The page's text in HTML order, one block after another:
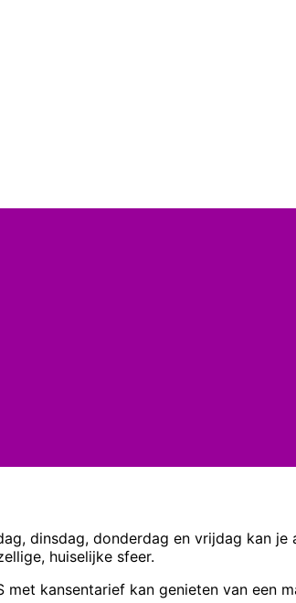
dinsdag, donderdag en vrijdag kan
huiselijke sfeer.
met kansentarief kan genieten van een